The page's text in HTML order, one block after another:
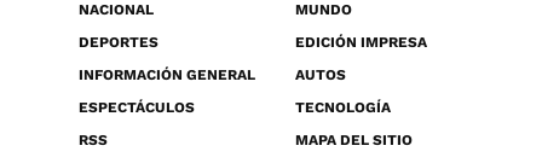
NACIONAL
MUNDO
DEPORTES
EDICIÓN IMPRESA
INFORMACIÓN GENERAL
AUTOS
ESPECTÁCULOS
TECNOLOGÍA
RSS
MAPA DEL SITIO